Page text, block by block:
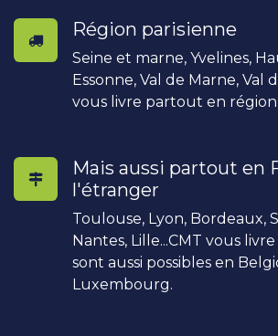
Région parisienne
Seine et marne, Yvelines,
Essonne, Val de Marne, Val
vous livre partout en
Mais aussi partout en
l'étranger
Toulouse, Lyon, Bordeaux,
Nantes, Lille...CMT vous livre
sont aussi possibles en
Luxembourg.